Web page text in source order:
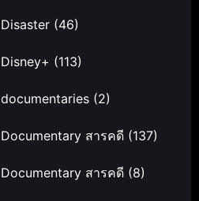
Disaster (46)
Disney+ (113)
documentaries (2)
Documentary สารคดี (137)
Documentary สารคดี (8)